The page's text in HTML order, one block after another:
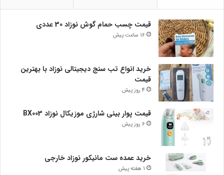
قیمت چسب حمام گوش نوزاد 30 عددی
16 ساعت پیش
خرید انواع تب سنج دیجیتالی نوزاد با بهترین
قیمت
4 روز پیش
قیمت پوار بینی شارژی موزیکال نوزاد BX003
6 روز پیش
خرید عمده ست مانیکور نوزاد خارجی
1 هفته پیش